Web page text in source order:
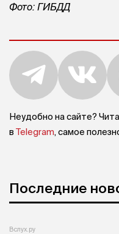
Фото: ГИБДД
Неудобно на сайте?
в Telegram, самое
Последние
Вслух.ру